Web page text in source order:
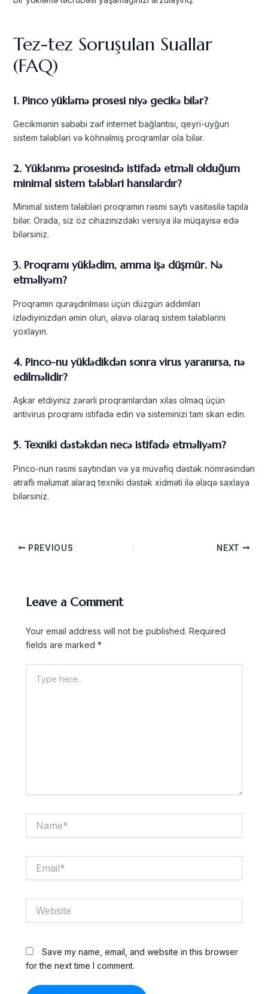
Tez-tez Soruşulan Suallar
(FAQ)
1. Pinco yükləmə prosesi niyə gecikə bilər?
Gecikmənin səbəbi zəif internet bağlantısı, qeyri-uyğun
sistem tələbləri və köhnəlmiş proqramlar ola bilər.
2. Yüklənmə prosesində istifadə etməli olduğum
minimal sistem tələbləri hansılardır?
Minimal sistem tələbləri proqramın rəsmi saytı vasitəsilə tapıla
bilər. Orada, siz öz cihazınızdakı versiya ilə müqayisə edə
bilərsiniz.
3. Proqramı yüklədim, amma işə düşmür. Nə
etməliyəm?
Proqramın quraşdırılması üçün düzgün addımları
izlədiyinizdən əmin olun, əlavə olaraq sistem tələblərini
yoxlayın.
4. Pinco-nu yüklədikdən sonra virus yaranırsa, nə
edilməlidir?
Aşkar etdiyiniz zərərli proqramlardan xilas olmaq üçün
antivirus proqramı istifadə edin və sisteminizi tam skan edin.
5. Texniki dəstəkdən necə istifadə etməliyəm?
Pinco-nun rəsmi saytından və ya müvafiq dəstək nömrəsindən
ətraflı məlumat alaraq texniki dəstək xidməti ilə əlaqə saxlaya
bilərsiniz.
PREVIOUS NEXT
Leave a Comment
Your email address will not be published. Required
fields are marked *
here..
Save my name, email, and website in this browser
for the next time I comment.